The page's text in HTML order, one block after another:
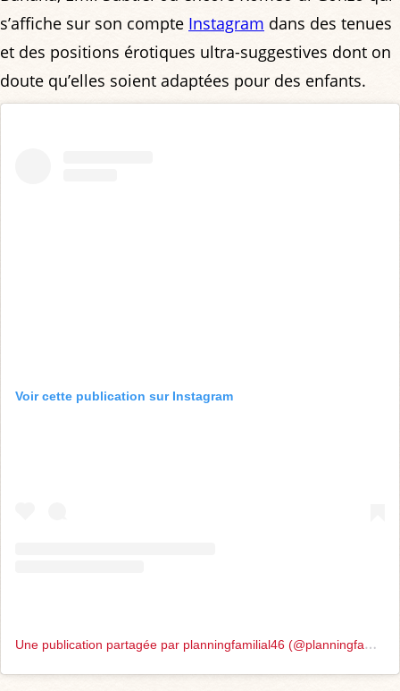
s’affiche sur son compte Instagram dans des tenues
et des positions érotiques ultra-suggestives dont on
doute qu’elles soient adaptées pour des enfants.
Voir cette publication sur Instagram
U
ne publication partagée par planningfamilial46 (@planningfamilial46)